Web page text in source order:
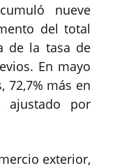
nueve
del total
de la tasa de
En mayo
72,7% más en
ajustado por
exterior,